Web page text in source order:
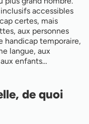
accessibles
certes, mais
aux personnes
handicap temporaire,
langue, aux
enfants…
de quoi
de son